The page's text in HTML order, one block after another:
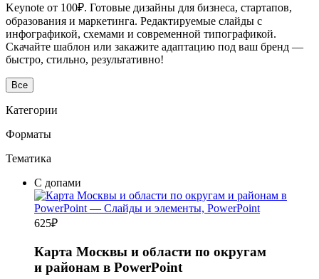
Keynote от 100₽. Готовые дизайны для бизнеса, стартапов,
образования и маркетинга. Редактируемые слайды с
инфографикой, схемами и современной типографикой.
Скачайте шаблон или закажите адаптацию под ваш бренд —
быстро, стильно, результативно!
Все
Категории
Форматы
Тематика
С допами
625₽
Карта Москвы и области по округам
и районам в PowerPoint